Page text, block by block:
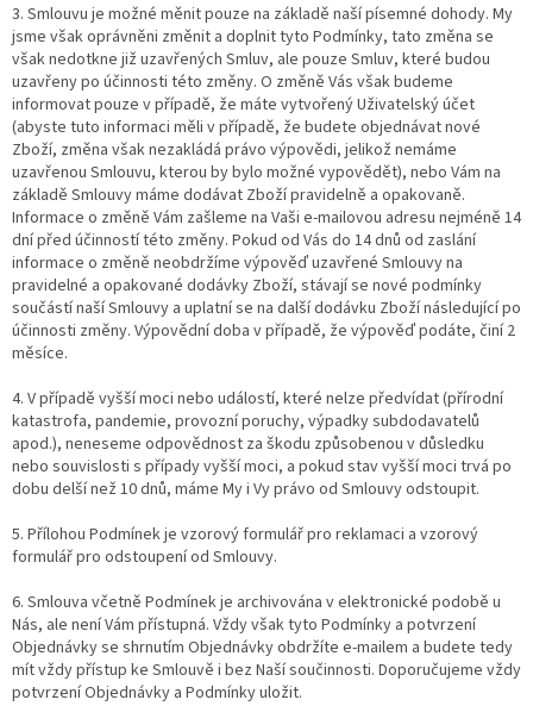
3. Smlouvu je možné měnit pouze na základě naší písemné dohody. My
jsme však oprávněni změnit a doplnit tyto Podmínky, tato změna se
však nedotkne již uzavřených Smluv, ale pouze Smluv, které budou
uzavřeny po účinnosti této změny. O změně Vás však budeme
informovat pouze v případě, že máte vytvořený Uživatelský účet
(abyste tuto informaci měli v případě, že budete objednávat nové
Zboží, změna však nezakládá právo výpovědi, jelikož nemáme
uzavřenou Smlouvu, kterou by bylo možné vypovědět), nebo Vám na
základě Smlouvy máme dodávat Zboží pravidelně a opakovaně.
Informace o změně Vám zašleme na Vaši e-mailovou adresu nejméně 14
dní před účinností této změny. Pokud od Vás do 14 dnů od zaslání
informace o změně neobdržíme výpověď uzavřené Smlouvy na
pravidelné a opakované dodávky Zboží, stávají se nové podmínky
součástí naší Smlouvy a uplatní se na další dodávku Zboží následující po
účinnosti změny. Výpovědní doba v případě, že výpověď podáte, činí 2
měsíce.
4. V případě vyšší moci nebo událostí, které nelze předvídat (přírodní
katastrofa, pandemie, provozní poruchy, výpadky subdodavatelů
apod.), neneseme odpovědnost za škodu způsobenou v důsledku
nebo souvislosti s případy vyšší moci, a pokud stav vyšší moci trvá po
dobu delší než 10 dnů, máme My i Vy právo od Smlouvy odstoupit.
5. Přílohou Podmínek je vzorový formulář pro reklamaci a vzorový
formulář pro odstoupení od Smlouvy.
6. Smlouva včetně Podmínek je archivována v elektronické podobě u
Nás, ale není Vám přístupná. Vždy však tyto Podmínky a potvrzení
Objednávky se shrnutím Objednávky obdržíte e-mailem a budete tedy
mít vždy přístup ke Smlouvě i bez Naší součinnosti. Doporučujeme vždy
potvrzení Objednávky a Podmínky uložit.